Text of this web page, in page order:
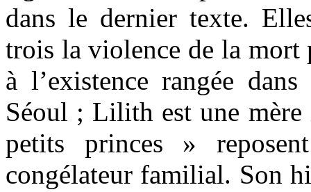
dans le dernier texte.
trois la violence de la mort
à l’existence rangée
Séoul ; Lilith est une
petits princes »
congélateur familial. Son